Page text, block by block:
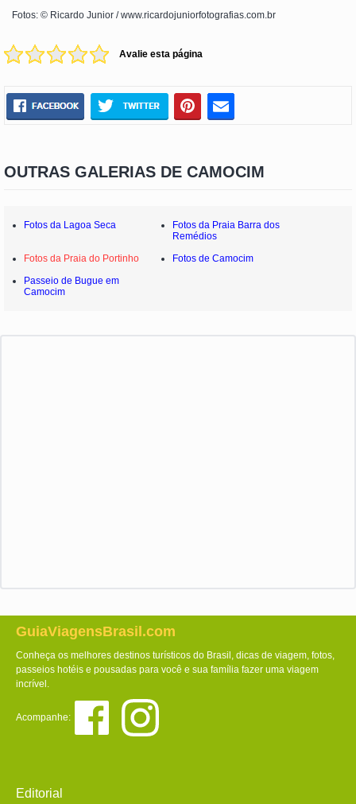
Fotos: © Ricardo Junior / www.ricardojuniorfotografias.com.br
Avalie esta página
OUTRAS GALERIAS DE CAMOCIM
Fotos da Lagoa Seca
Fotos da Praia Barra dos
Remédios
Fotos da Praia do Portinho
Fotos de Camocim
Passeio de Bugue em
Camocim
GuiaViagensBrasil.com
Conheça os melhores destinos turísticos do Brasil, dicas de viagem, fotos,
passeios hotéis e pousadas para você e sua família fazer uma viagem
incrível.
Acompanhe:
Editorial